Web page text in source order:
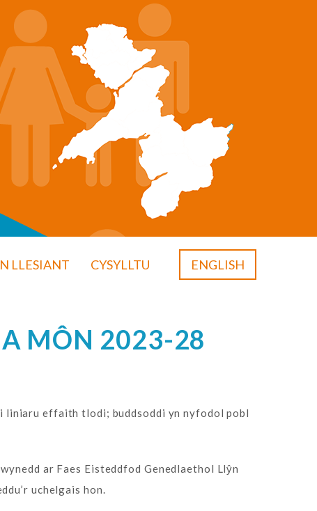
LLESIANT CYSYLLTU ENGLISH
MÔN 2023-28
i liniaru effaith tlodi; buddsoddi yn nyfodol pobl
ar Faes Eisteddfod Genedlaethol Llŷn
uchelgais hon.